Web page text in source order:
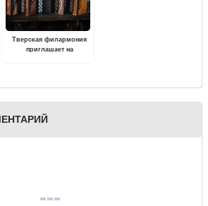
Тверская филармония
приглашает на